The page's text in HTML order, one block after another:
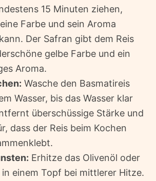
15 Minuten ziehen,
Farbe und sein Aroma
Der Safran gibt dem Reis
gelbe Farbe und ein
Aroma.
Wasche den Basmatireis
Wasser, bis das Wasser klar
überschüssige Stärke und
dass der Reis beim Kochen
Erhitze das Olivenöl oder
einem Topf bei mittlerer Hitze.